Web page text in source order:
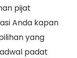
pijat
Anda kapan
yang
padat